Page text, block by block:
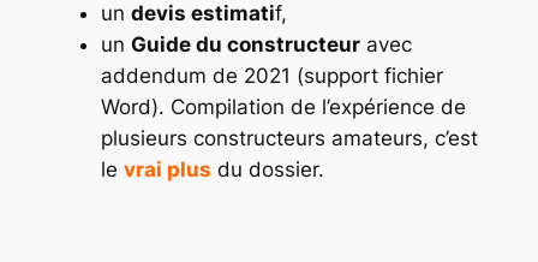
un devis estimatif,
un Guide du constructeuravec
addendum de 2021 (support fichier
Word). Compilation de l’expérience de
plusieurs constructeurs amateurs, c’est
le vrai plus du dossier.